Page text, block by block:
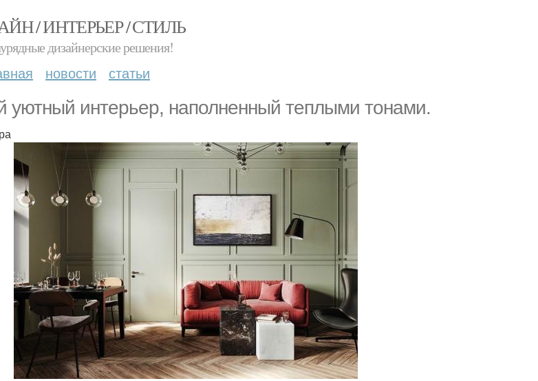
/ ИНТЕРЬЕР / СТИЛЬ
дизайнерские решения!
новости статьи
уютный интерьер, наполненный теплыми тонами.